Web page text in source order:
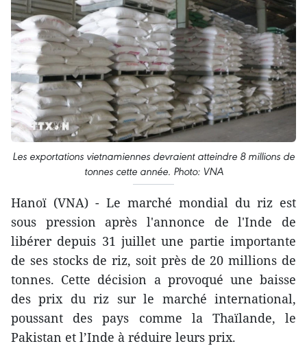
Les exportations vietnamiennes devraient atteindre 8 millions de
tonnes cette année. Photo: VNA
Hanoï (VNA) - Le marché mondial du riz est
sous pression après l'annonce de l'Inde de
libérer depuis 31 juillet une partie importante
de ses stocks de riz, soit près de 20 millions de
tonnes. Cette décision a provoqué une baisse
des prix du riz sur le marché international,
poussant des pays comme la Thaïlande, le
Pakistan et l’Inde à réduire leurs prix.